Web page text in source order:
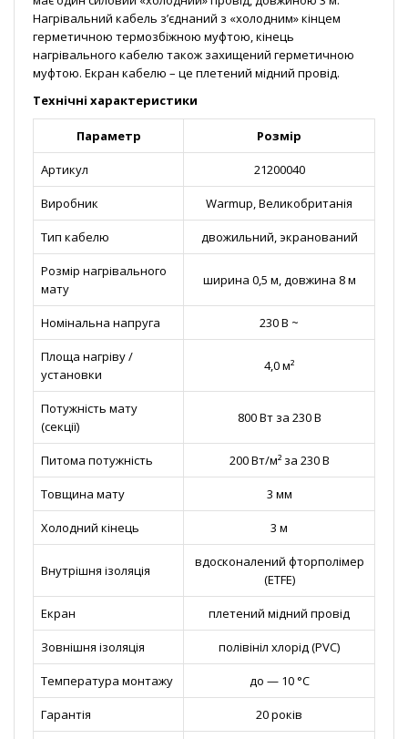
Нагрівальний кабель з’єднаний з «холодним» кінцем
герметичною термозбіжною муфтою, кінець
нагрівального кабелю також захищений герметичною
муфтою. Екран кабелю – це плетений мідний провід.
Технічні характеристики
Параметр Розмір
Артикул 21200040
Виробник Warmup, Великобританія
Тип кабелю двожильний, экранований
Розмір нагрівального
мату
ширина 0,5 м, довжина 8 м
Номінальна напруга 230 В ~
Площа нагріву /
установки
4,0 м²
Потужність мату
(секції)
800 Вт за 230 В
Питома потужність 200 Вт/м² за 230 В
Товщина мату 3 мм
Холодний кінець 3 м
Внутрішня ізоляція
вдосконалений фторполімер
(ETFE)
Екран плетений мідний провід
Зовнішня ізоляція полівініл хлорід (PVC)
Температура монтажу до — 10 °С
Гарантія 20 років